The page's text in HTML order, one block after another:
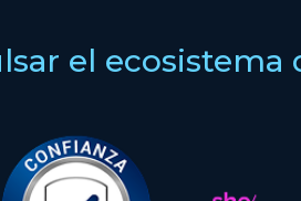
el ecosistema